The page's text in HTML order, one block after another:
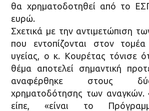
θα χρηματοδοτηθεί από το
ευρώ.
Σχετικά με την αντιμετώπιση
που εντοπίζονται στον
υγείας, ο κ. Κουρέτας τόνισε
θέμα αποτελεί σημαντική
αναφέρθηκε στους
χρηματοδότησης των
είπε, «είναι το